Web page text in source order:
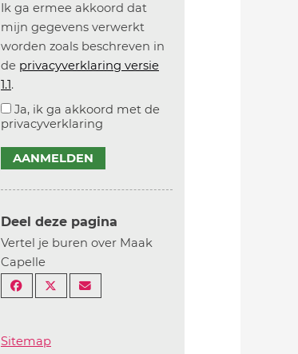
Ik ga ermee akkoord dat
mijn gegevens verwerkt
worden zoals beschreven in
de privacyverklaring versie
1.1.
Ja, ik ga akkoord met de
privacyverklaring
AANMELDEN
Deel deze pagina
Vertel je buren over Maak
Capelle
Sitemap